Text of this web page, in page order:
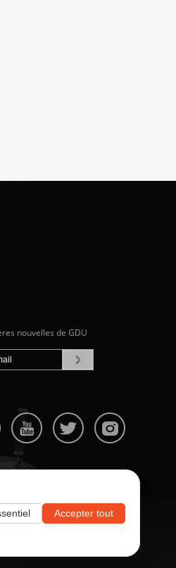
nouvelles de GDU
Accepter tout